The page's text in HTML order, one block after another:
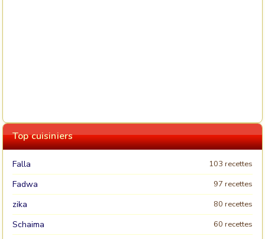
Top cuisiniers
Falla 103 recettes
Fadwa 97 recettes
zika 80 recettes
Schaima 60 recettes